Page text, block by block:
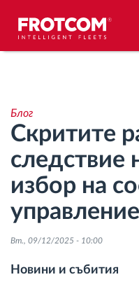
Анализ на стила
Наблюдение на
Управление на
Блог
Скритите
следствие
избор на
Вт., 09/12/2025 - 10:00
Новини и събития